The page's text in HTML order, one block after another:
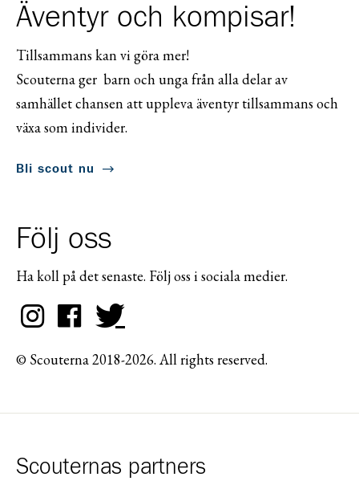
Äventyr och kompisar!
Tillsammans kan vi göra mer!
Scouterna ger barn och unga från alla delar av
samhället chansen att uppleva äventyr tillsammans och
växa som individer.
Bli scout nu
Följ oss
Ha koll på det senaste. Följ oss i sociala medier.
© Scouterna 2018-2026. All rights reserved.
Scouternas partners